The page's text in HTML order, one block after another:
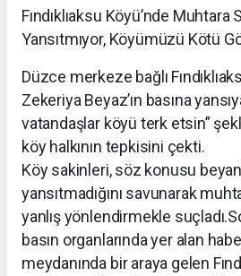
Fındıklıaksu Köyü’nde
Yansıtmıyor, Köyümüzü Kötü
Düzce merkeze bağlı
Zekeriya Beyaz’ın basına
vatandaşlar köyü terk etsin”
köy halkının tepkisini çekti.
Köy sakinleri, söz konusu
yansıtmadığını savunarak
yanlış yönlendirmekle
basın organlarında yer alan
meydanında bir araya gelen